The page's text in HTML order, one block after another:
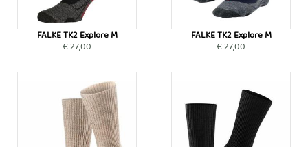
FALKE TK2 Explore M
€ 27,00
FALKE TK2 Explore M
€ 27,00